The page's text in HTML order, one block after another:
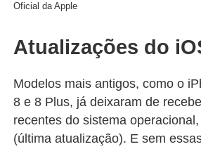
Oficial da Apple
Atualizações do
Modelos mais antigos, como o
8 e 8 Plus, já deixaram de
recentes do sistema
(última atualização). E sem